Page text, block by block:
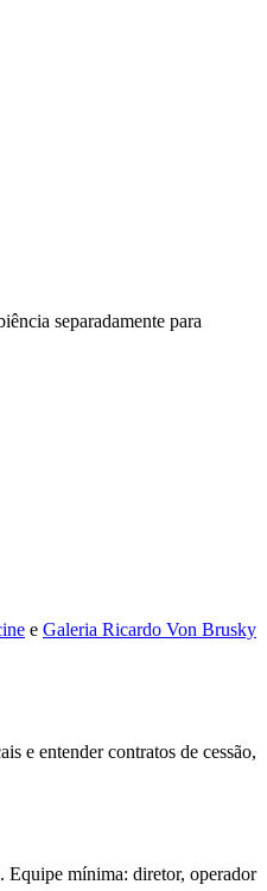
separadamente para
e Galeria Ricardo Von Brusky
e entender contratos de cessão,
Equipe mínima: diretor, operador